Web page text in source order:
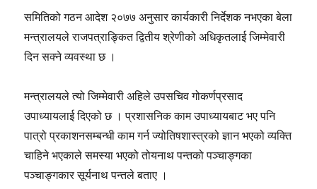
समितिको गठन आदेश २०७७ अनुसार कार्यकारी निर्देशक नभएका बेला
मन्त्रालयले राजपत्राङ्कित द्वितीय श्रेणीको अधिकृतलाई जिम्मेवारी
दिन सक्ने व्यवस्था छ ।
मन्त्रालयले त्यो जिम्मेवारी अहिले उपसचिव गोकर्णप्रसाद
उपाध्यायलाई दिएको छ । प्रशासनिक काम उपाध्यायबाट भए पनि
पात्रो प्रकाशनसम्बन्धी काम गर्न ज्योतिषशास्त्रको ज्ञान भएको व्यक्ति
चाहिने भएकाले समस्या भएको तोयनाथ पन्तको पञ्चाङ्गका
पञ्चाङ्गकार सूर्यनाथ पन्तले बताए ।